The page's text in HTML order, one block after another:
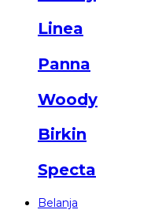
Linea
Panna
Woody
Birkin
Specta
Belanja